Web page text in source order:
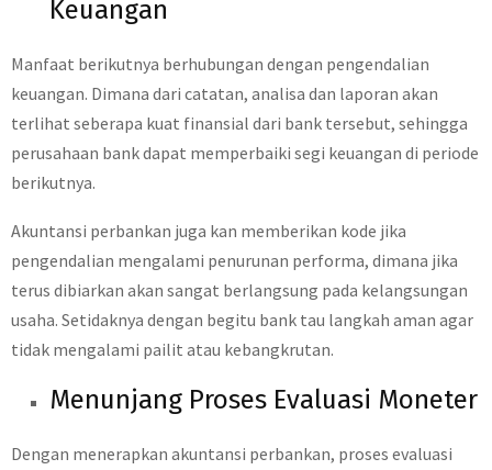
Keuangan
Manfaat berikutnya berhubungan dengan pengendalian
keuangan. Dimana dari catatan, analisa dan laporan akan
terlihat seberapa kuat finansial dari bank tersebut, sehingga
perusahaan bank dapat memperbaiki segi keuangan di periode
berikutnya.
Akuntansi perbankan juga kan memberikan kode jika
pengendalian mengalami penurunan performa, dimana jika
terus dibiarkan akan sangat berlangsung pada kelangsungan
usaha. Setidaknya dengan begitu bank tau langkah aman agar
tidak mengalami pailit atau kebangkrutan.
Menunjang Proses Evaluasi Moneter
Dengan menerapkan akuntansi perbankan, proses evaluasi